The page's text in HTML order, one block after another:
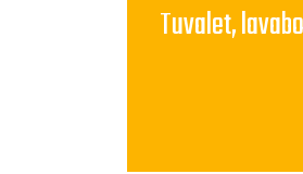
Tuvalet,